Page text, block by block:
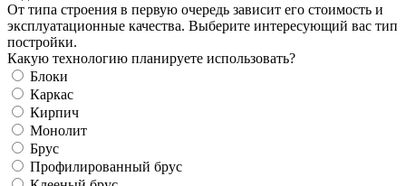
От типа строения в первую очередь зависит его стоимость и
эксплуатационные качества. Выберите интересующий вас тип
постройки.
Какую технологию планируете использовать?
Блоки
Каркас
Кирпич
Монолит
Брус
Профилированный брус